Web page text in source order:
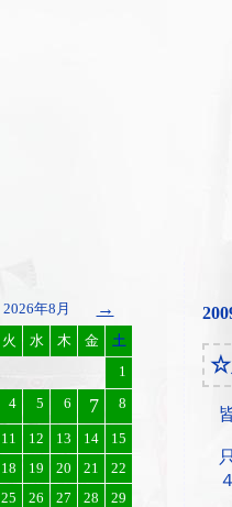
2026年8月 →
火 水 木 金
土
1
4 5 6 7 8
11 12 13 14
15
18 19 20 21
22
25 26 27 28
29
☆